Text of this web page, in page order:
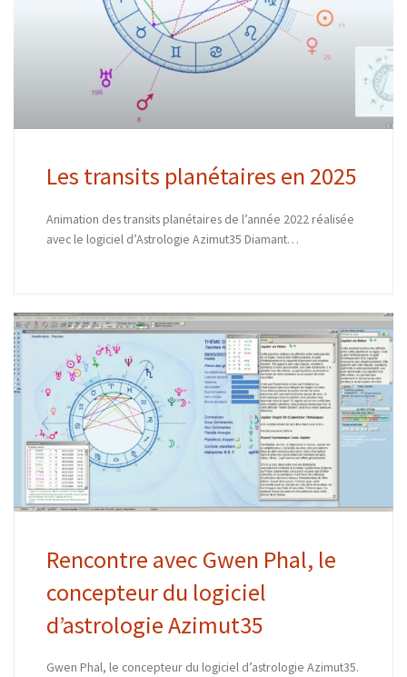
Les transits planétaires en 2025
Animation des transits planétaires de l’année 2022 réalisée
avec le logiciel d’Astrologie Azimut35 Diamant…
Rencontre avec Gwen Phal, le
concepteur du logiciel
d’astrologie Azimut35
Gwen Phal, le concepteur du logiciel d’astrologie Azimut35.